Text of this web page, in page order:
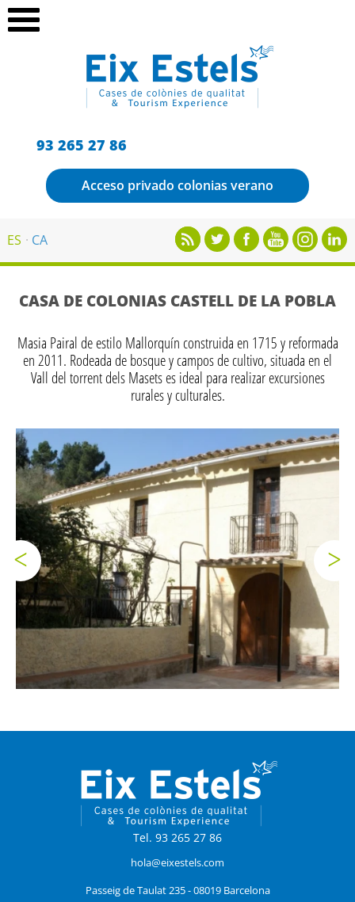
93 265 27 86
Acceso privado colonias verano
ES CA
CASA DE COLONIAS CASTELL DE LA POBLA
Masia Pairal de estilo Mallorquín construida en 1715 y reformada
en 2011. Rodeada de bosque y campos de cultivo, situada en el
Vall del torrent dels Masets es ideal para realizar excursiones
rurales y culturales.
Tel. 93 265 27 86
hola@eixestels.com
Passeig de Taulat 235 - 08019 Barcelona